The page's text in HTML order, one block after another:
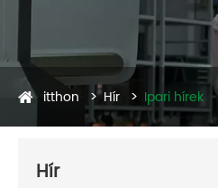
itthon Hír Ipari hírek
Hír